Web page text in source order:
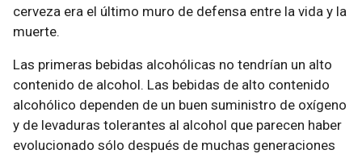
cerveza era el último muro de defensa entre la vida y la
muerte.
Las primeras bebidas alcohólicas no tendrían un alto
contenido de alcohol. Las bebidas de alto contenido
alcohólico dependen de un buen suministro de oxígeno
y de levaduras tolerantes al alcohol que parecen haber
evolucionado sólo después de muchas generaciones